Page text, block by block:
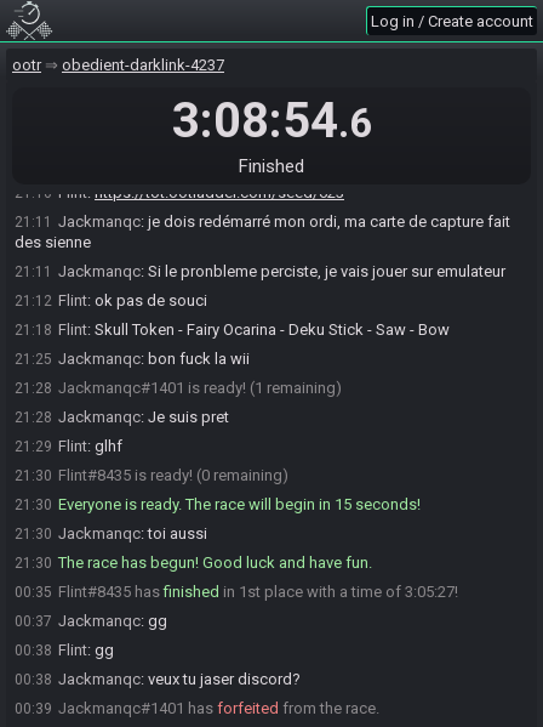
Log in / Create account
ootr obedient-darklink-4237
3:08:54.6
Finished
Roll seed…
21:02 RandoBot
If this is a draft race, use !s7 tournament for official
matches, otherwise use !s7 <draft|random>
Jackmanqc#1401 accepts an invitation to join.
21:10 Flint: https://tot.ootladder.com/seed/623
21:11 Jackmanqc: je dois redémarré mon ordi, ma carte de capture fait
des sienne
21:11 Jackmanqc: Si le pronbleme perciste, je vais jouer sur emulateur
21:12 Flint: ok pas de souci
21:18 Flint: Skull Token - Fairy Ocarina - Deku Stick - Saw - Bow
21:25 Jackmanqc: bon fuck la wii
21:28 Jackmanqc#1401 is ready! (1 remaining)
21:28 Jackmanqc: Je suis pret
21:29 Flint: glhf
21:30 Flint#8435 is ready! (0 remaining)
21:30 Everyone is ready. The race will begin in 15 seconds!
21:30 Jackmanqc:toi aussi
21:30 The race has begun! Good luck and have fun.
00:35 Flint#8435 hasfinished in 1st place with a time of 3:05:27!
00:37 Jackmanqc: gg
00:38 Flint: gg
00:38 Jackmanqc: veux tu jaser discord?
00:39 Jackmanqc#1401 has forfeited from the race.